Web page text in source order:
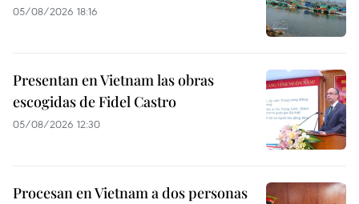
05/08/2026 18:16
Presentan en Vietnam las obras
escogidas de Fidel Castro
05/08/2026 12:30
Procesan en Vietnam a dos personas